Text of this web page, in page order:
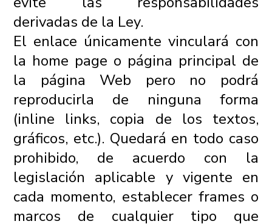
derivadas de la Ley.
El enlace únicamente vinculará con
la home page o página principal de
la página Web pero no podrá
reproducirla de ninguna forma
(inline links, copia de los textos,
gráficos, etc.). Quedará en todo caso
prohibido, de acuerdo con la
legislación aplicable y vigente en
cada momento, establecer frames o
marcos de cualquier tipo que